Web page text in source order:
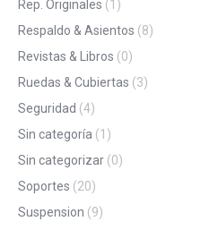
Rep. Originales (1)
Respaldo & Asientos (8)
Revistas & Libros (0)
Ruedas & Cubiertas (3)
Seguridad (4)
Sin categoría (1)
Sin categorizar (0)
Soportes (20)
Suspension (9)